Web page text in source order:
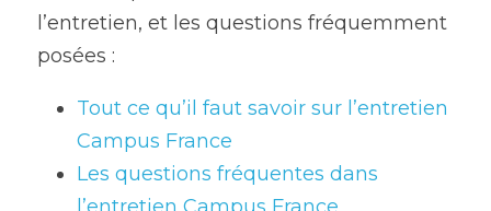
l’entretien, et les questions fréquemment
posées :
Tout ce qu’il faut savoir sur l’entretien
Campus France
Les questions fréquentes dans